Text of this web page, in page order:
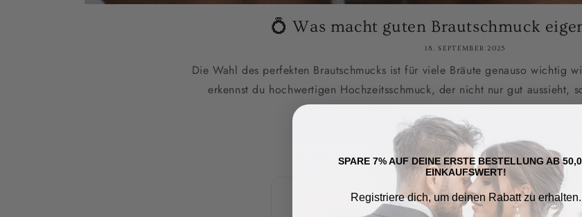
💍 Was macht guten Brautschmuck
18. SEPTEMBER 2025
Die Wahl des perfekten Brautschmucks ist für viele Bräute genauso wichtig
erkennst du hochwertigen Hochzeitsschmuck, der nicht nur gut aussieht,
1 Angaben 2 Artikel Bestätigt
SPARE 7% AUF DEINE ERSTE BESTELLUNG AB
EINKAUFSWERT!
Registriere dich, um deinen Rabatt zu erhalten.